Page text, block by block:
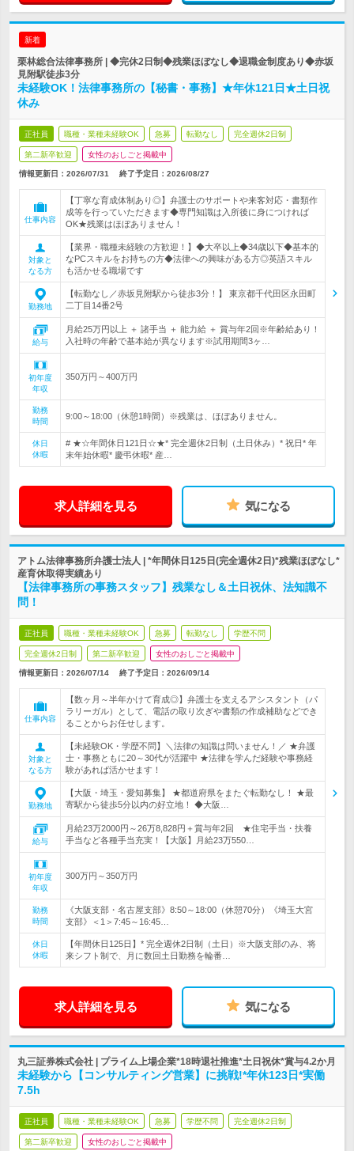
新着
栗林総合法律事務所 | ◆完休2日制◆残業ほぼなし◆退職金制度あり◆赤坂
見附駅徒歩3分
未経験OK！法律事務所の【秘書・事務】★年休121日★土日祝
休み
正社員 職種・業種未経験OK 急募 転勤なし 完全週休2日制
第二新卒歓迎 女性のおしごと掲載中
情報更新日：2026/07/31 終了予定日： 2026/08/27
仕事内容
【丁寧な育成体制あり◎】弁護士のサポートや来客対応・書類作
成等を行っていただきます◆専門知識は入所後に身につければ
OK★残業はほぼありません！
対象と
なる方
【業界・職種未経験の方歓迎！】◆大卒以上◆34歳以下◆基本的
なPCスキルをお持ちの方◆法律への興味がある方◎英語スキル
も活かせる職場です
勤務地
【転勤なし／赤坂見附駅から徒歩3分！】 東京都千代田区永田町
二丁目14番2号
給与
月給25万円以上 ＋ 諸手当 ＋ 能力給 ＋ 賞与年2回※年齢給あり！
入社時の年齢で基本給が異なります※試用期間3ヶ…
初年度
年収
350万円～400万円
勤務
時間
9:00～18:00（休憩1時間）※残業は、ほぼありません。
休日
休暇
# ★☆年間休日121日☆★* 完全週休2日制（土日休み）* 祝日* 年
末年始休暇* 慶弔休暇* 産…
求人詳細を見る 気になる
アトム法律事務所弁護士法人 | *年間休日125日(完全週休2日)*残業ほぼなし*
産育休取得実績あり
【法律事務所の事務スタッフ】残業なし＆土日祝休、法知識不
問！
正社員 職種・業種未経験OK 急募 転勤なし 学歴不問
完全週休2日制 第二新卒歓迎 女性のおしごと掲載中
情報更新日：2026/07/14 終了予定日： 2026/09/14
仕事内容
【数ヶ月～半年かけて育成◎】弁護士を支えるアシスタント（パ
ラリーガル）として、電話の取り次ぎや書類の作成補助などでき
ることからお任せします。
対象と
なる方
【未経験OK・学歴不問】＼法律の知識は問いません！／ ★弁護
士・事務ともに20～30代が活躍中 ★法律を学んだ経験や事務経
験があれば活かせます！
勤務地
【大阪・埼玉・愛知募集】 ★都道府県をまたぐ転勤なし！ ★最
寄駅から徒歩5分以内の好立地！ ◆大阪…
給与
月給23万2000円～26万8,828円＋賞与年2回 ★住宅手当・扶養
手当など各種手当充実！【大阪】月給23万550…
初年度
年収
300万円～350万円
勤務
時間
《大阪支部・名古屋支部》8:50～18:00（休憩70分）《埼玉大宮
支部》＜1＞7:45～16:45…
休日
休暇
【年間休日125日】* 完全週休2日制（土日）※大阪支部のみ、将
来シフト制で、月に数回土日勤務を輪番…
求人詳細を見る 気になる
丸三証券株式会社 | プライム上場企業*18時退社推進*土日祝休*賞与4.2か月
未経験から【コンサルティング営業】に挑戦!*年休123日*実働
7.5h
正社員 職種・業種未経験OK 急募 学歴不問 完全週休2日制
第二新卒歓迎 女性のおしごと掲載中